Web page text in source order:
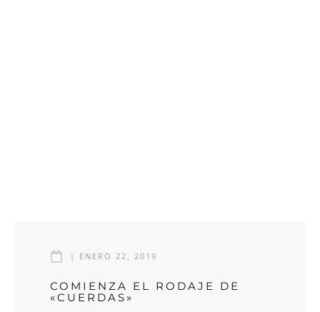
| ENERO 22, 2019
COMIENZA EL RODAJE DE
«CUERDAS»